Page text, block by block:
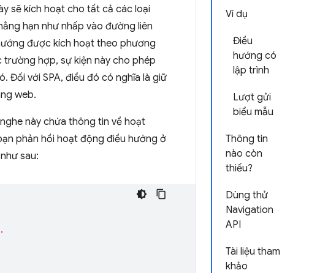
Ví dụ
Điều
hướng có
lập trình
Lượt gửi
biểu mẫu
Thông tin
nào còn
thiếu?
Dùng thử
Navigation
API
Tài liệu tham
khảo
sẽ kích hoạt cho tất cả các loại
hạn như nhấp vào đường liên
được kích hoạt theo phương
hợp, sự kiện này cho phép
Đối với SPA, điều đó có nghĩa là giữ
web.
nghe này chứa thông tin về hoạt
phản hồi hoạt động điều hướng ở
sau: